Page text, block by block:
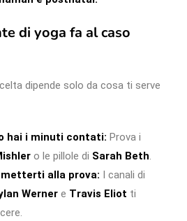
di yoga fa al caso
dipende solo da cosa ti serve
hai i minuti contati: Prova i
o le pillole di Sarah Beth.
metterti alla prova: I canali di
Wernere Travis Eliot ti